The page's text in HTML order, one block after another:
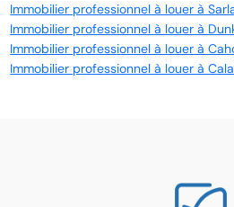
Immobilier professionnel à louer à
Immobilier professionnel à louer à
Immobilier professionnel à louer à
Immobilier professionnel à louer à